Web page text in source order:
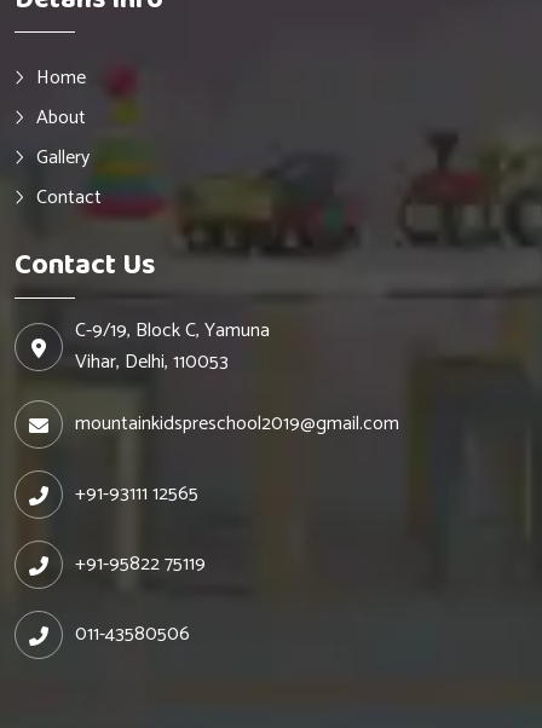
Home
About
Gallery
Contact
Contact Us
C-9/19, Block C, Yamuna
Vihar, Delhi, 110053
mountainkidspreschool2019@gmail.com
+91-93111 12565
+91-95822 75119
011-43580506